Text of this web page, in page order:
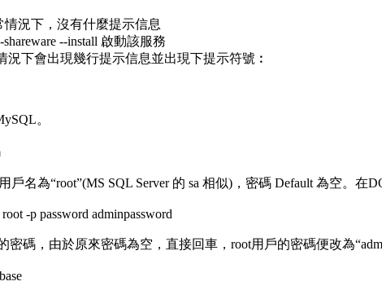
況下，沒有什麼提示信息
--install 啟動該服務
況下會出現幾行提示信息並出現下提示符號︰
。
戶名為“root”(MS SQL Server 的 sa 相似)，密碼 Default 為空。
-p password adminpassword
碼，由於原來密碼為空，直接回車，root用戶的密碼便改為